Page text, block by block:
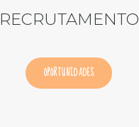
RECRUTAMENTO
OPORTUNIDADES